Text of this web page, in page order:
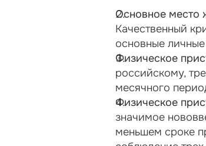
Основное место
Качественный
основные
Физическое
российскому,
месячного
Физическое
значимое
меньшем сроке